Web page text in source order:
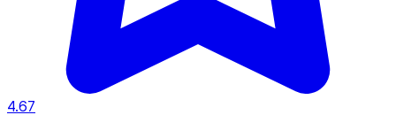
4.67